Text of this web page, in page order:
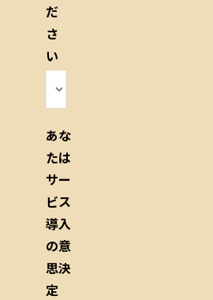
だ
さ
い
あな
たは
サー
ビス
導入
の意
思決
定